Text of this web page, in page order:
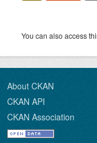
You can also access
About CKAN
CKAN API
CKAN Association